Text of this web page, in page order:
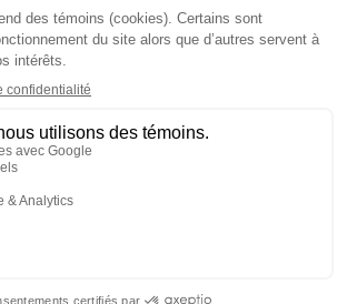
PERSONNELS
DROITS RÉSERVÉS.